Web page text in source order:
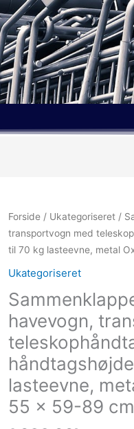
Forside / Ukategoriseret /
transportvogn med
til 70 kg lasteevne, metal
Ukategoriseret
havevogn,
lasteevne,
55 x 59-89 cm